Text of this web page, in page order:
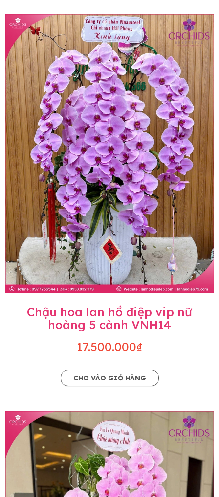
• Giá trên được miễn ship giao trong nội thành,
miễn phí in thiệp - banner theo yêu cầu khách
hàng.
• Beautiful Orchids liên kết với các cửa hàng
trên toàn quốc để phục vụ giao hoa tận nơi, mỗi
khu vực sẽ có mức giá khác nhau (tùy vào chi
phí mặt bằng, nguyên vật liệu,..) nên giá có thể sẽ
thay đổi so với giá niêm yết trên website. Khách
hàng ở Tỉnh thành khác vui lòng chủ động hỏi lại
giá trước khi đặt hàng, shop sẽ chủ động báo giá
chính xác khi có địa chỉ giao hàng cụ thể.
Chậu hoa lan hồ điệp vip nữ
hoàng 5 cành VNH14
17.500.000₫
CHO VÀO GIỎ HÀNG